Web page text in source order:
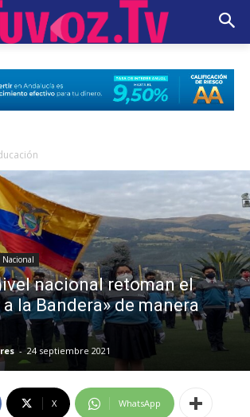
Nacional
nacional retoman el
la Bandera» de manera
- 24 septiembre 2021
X WhatsApp